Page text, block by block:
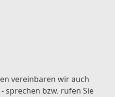
vereinbaren wir auch
sprechen bzw. rufen Sie